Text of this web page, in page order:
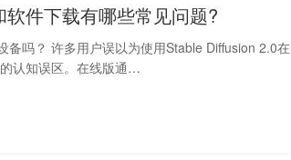
件下载有哪些常见问题?
备吗？ 许多用户误以为使用Stable Diffusion 2.0在
认知误区。在线版通…